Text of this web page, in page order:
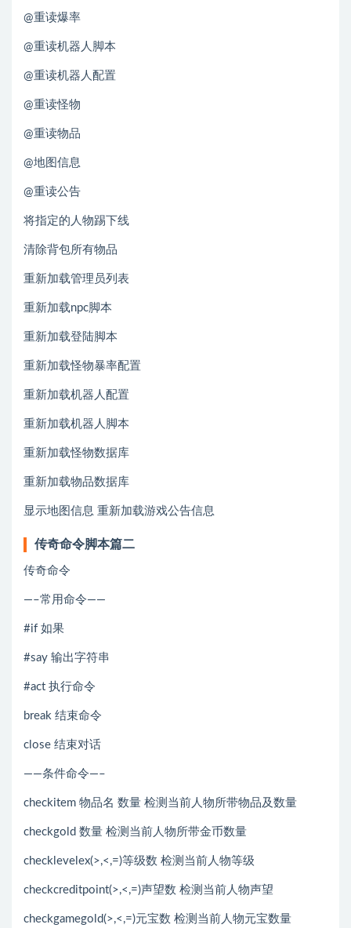
@重读爆率
@重读机器人脚本
@重读机器人配置
@重读怪物
@重读物品
@地图信息
@重读公告
将指定的人物踢下线
清除背包所有物品
重新加载管理员列表
重新加载npc脚本
重新加载登陆脚本
重新加载怪物暴率配置
重新加载机器人配置
重新加载机器人脚本
重新加载怪物数据库
重新加载物品数据库
显示地图信息 重新加载游戏公告信息
传奇命令脚本篇二
传奇命令
—–常用命令——
#if 如果
#say 输出字符串
#act 执行命令
break 结束命令
close 结束对话
——条件命令—–
checkitem 物品名 数量 检测当前人物所带物品及数量
checkgold 数量 检测当前人物所带金币数量
checklevelex(>,<,=)等级数 检测当前人物等级
checkcreditpoint(>,<,=)声望数 检测当前人物声望
checkgamegold(>,<,=)元宝数 检测当前人物元宝数量